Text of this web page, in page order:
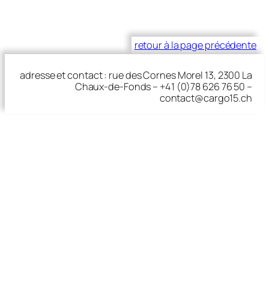
retour à la page précédente
adresse et contact : rue des Cornes Morel 13, 2300 La
Chaux-de-Fonds – +41 (0)78 626 76 50 –
contact@cargo15.ch